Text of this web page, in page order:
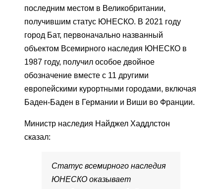
последним местом в Великобритании,
получившим статус ЮНЕСКО. В 2021 году
город Бат, первоначально названный
объектом Всемирного наследия ЮНЕСКО в
1987 году, получил особое двойное
обозначение вместе с 11 другими
европейскими курортными городами, включая
Баден-Баден в Германии и Виши во Франции.
Министр наследия Найджел Хаддлстон
сказал:
Статус всемирного наследия
ЮНЕСКО оказывает